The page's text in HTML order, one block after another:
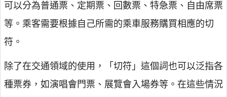
可以分為普通票、定期票、回數票、特急票、自由席票
等。乘客需要根據自己所需的乘車服務購買相應的切
符。
除了在交通領域的使用，「切符」這個詞也可以泛指各
種票券，如演唱會門票、展覽會入場券等。在這些情況